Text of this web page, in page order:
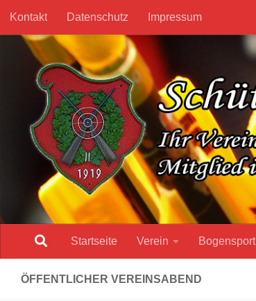
Unter dem Inhalt
Kontakt Datenschutz Impressum
Startseite Verein Bogensport
ÖFFENTLICHER VEREINSABEND